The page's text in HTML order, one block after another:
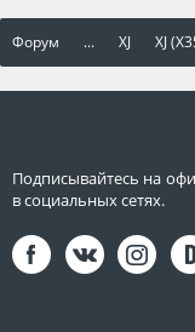
Форум ... XJ XJ
Подписывайтесь на
в социальных сетях.